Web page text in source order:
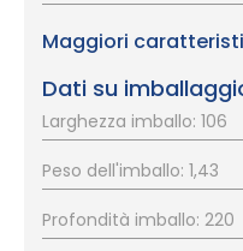
Maggiori
Dati su
Larghezza imballo: 106
Peso dell'imballo: 1,43
Profondità imballo: 220